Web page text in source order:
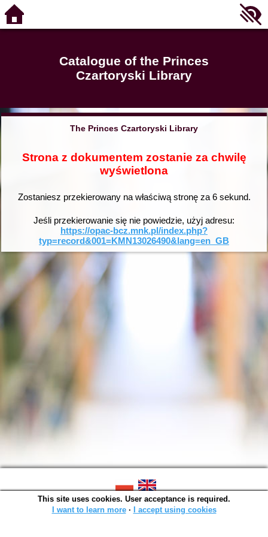
Catalogue of the Princes
Czartoryski Library
The Princes Czartoryski Library
Strona z dokumentem zostanie za chwilę
wyświetlona
Zostaniesz przekierowany na właściwą stronę za 6sekund.
Jeśli przekierowanie się nie powiedzie, użyj adresu:
https://opac-bcz.mnk.pl/index.php?
typ=record&001=KMN13026490&lang=en_GB
SOWA OPAC v. 6.11.10 (2026-07-24)
Generated in 0,0014 s.
This site uses cookies. User acceptance is required.
I want to learn more∙ I accept using cookies